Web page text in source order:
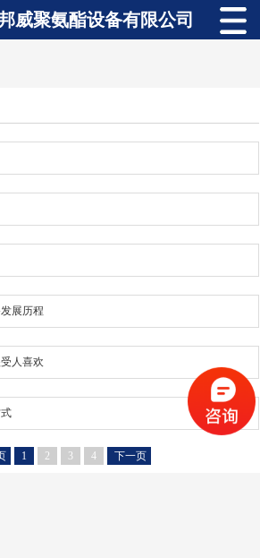
威聚氨酯设备有限公司
展历程
人喜欢
1 2 3 4 下一页